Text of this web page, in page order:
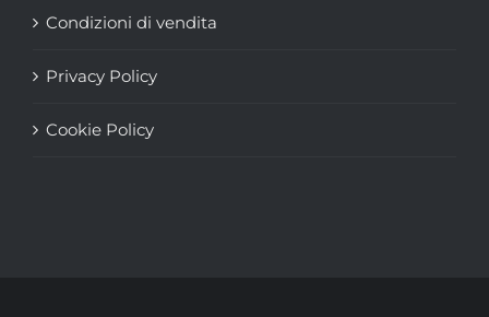
Condizioni di vendita
Privacy Policy
Cookie Policy